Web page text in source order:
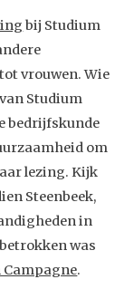
bij Studium
vrouwen. Wie
Studium
bedrijfskunde
om
lezing. Kijk
Steenbeek,
in
was
Campagne.